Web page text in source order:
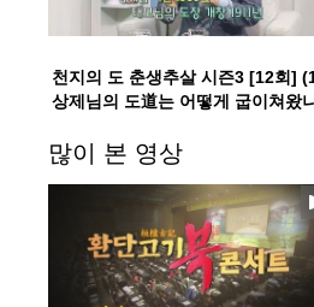
천지의 도 춘생추살 시즌3 [12회]
상제님의 도道는 어떻게 굽이쳐왔
많이 본 영상